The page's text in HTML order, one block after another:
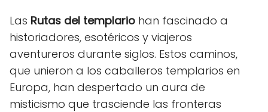
Las Rutas del templario han fascinado a
historiadores, esotéricos y viajeros
aventureros durante siglos. Estos caminos,
que unieron a los caballeros templarios en
Europa, han despertado un aura de
misticismo que trasciende las fronteras